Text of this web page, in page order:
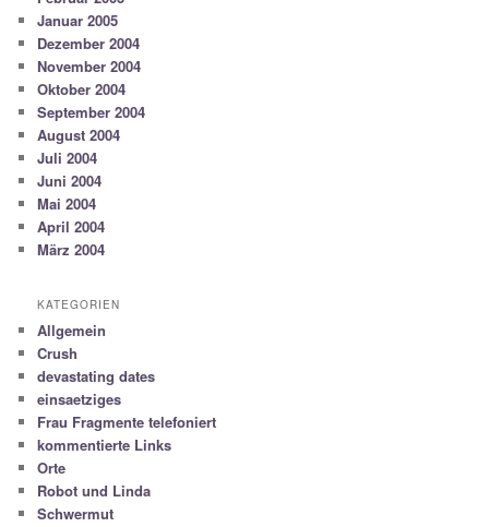
Januar 2005
Dezember 2004
November 2004
Oktober 2004
September 2004
August 2004
Juli 2004
Juni 2004
Mai 2004
April 2004
März 2004
KATEGORIEN
Allgemein
Crush
devastating dates
einsaetziges
Frau Fragmente telefoniert
kommentierte Links
Orte
Robot und Linda
Schwermut